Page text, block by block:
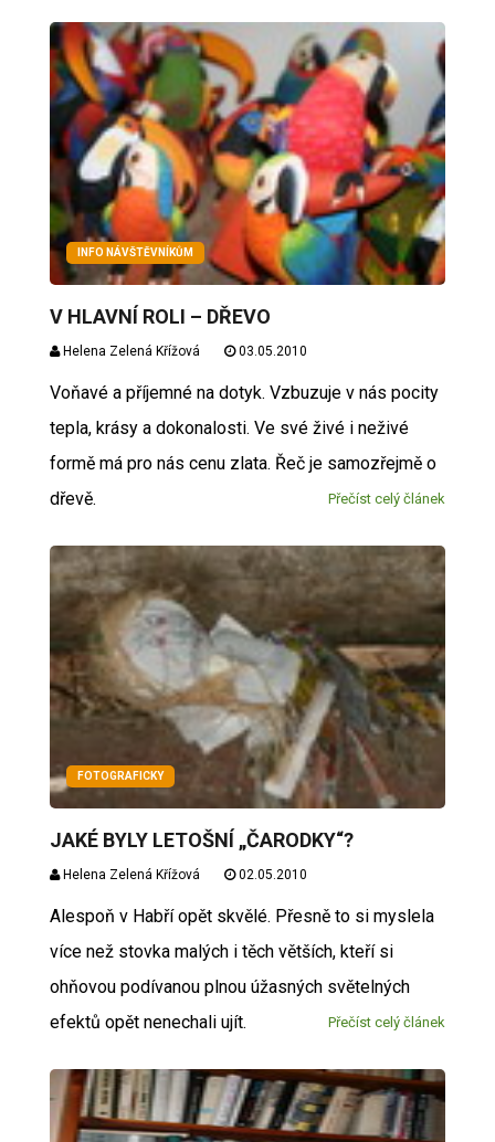
INFO NÁVŠTĚVNÍKŮM
V HLAVNÍ ROLI – DŘEVO
Helena Zelená Křížová 03.05.2010
Voňavé a příjemné na dotyk. Vzbuzuje v nás pocity
tepla, krásy a dokonalosti. Ve své živé i neživé
formě má pro nás cenu zlata. Řeč je samozřejmě o
dřevě.
Přečíst celý článek
FOTOGRAFICKY
JAKÉ BYLY LETOŠNÍ „ČARODKY“?
Helena Zelená Křížová 02.05.2010
Alespoň v Habří opět skvělé. Přesně to si myslela
více než stovka malých i těch větších, kteří si
ohňovou podívanou plnou úžasných světelných
efektů opět nenechali ujít.
Přečíst celý článek